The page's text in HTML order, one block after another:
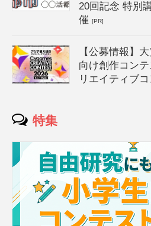
20回記念 特別
催[PR]
【公募情報】
向け創作コン
リエイティブ
特集